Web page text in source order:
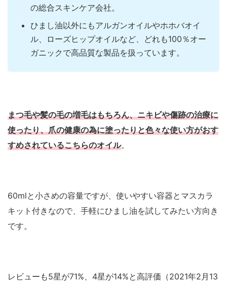
の総合スキンケア会社。
ひまし油以外にもアルガンオイルやホホバオイ
ル、ローズヒップオイルなど、どれも100％オー
ガニックで高品質な製品を扱っています。
まつ毛や髪の毛の増毛はもちろん、ニキビや傷跡の治療に
使ったり、爪の健康の為に塗ったりと色々な使い方がおす
すめされているこちらのオイル。
60mlと小さめの容量ですが、使いやすい容器とマスカラ
キット付きなので、手軽にひまし油を試してみたい方向き
です。
レビューも5星が71%、4星が14%と高評価（2021年2月13